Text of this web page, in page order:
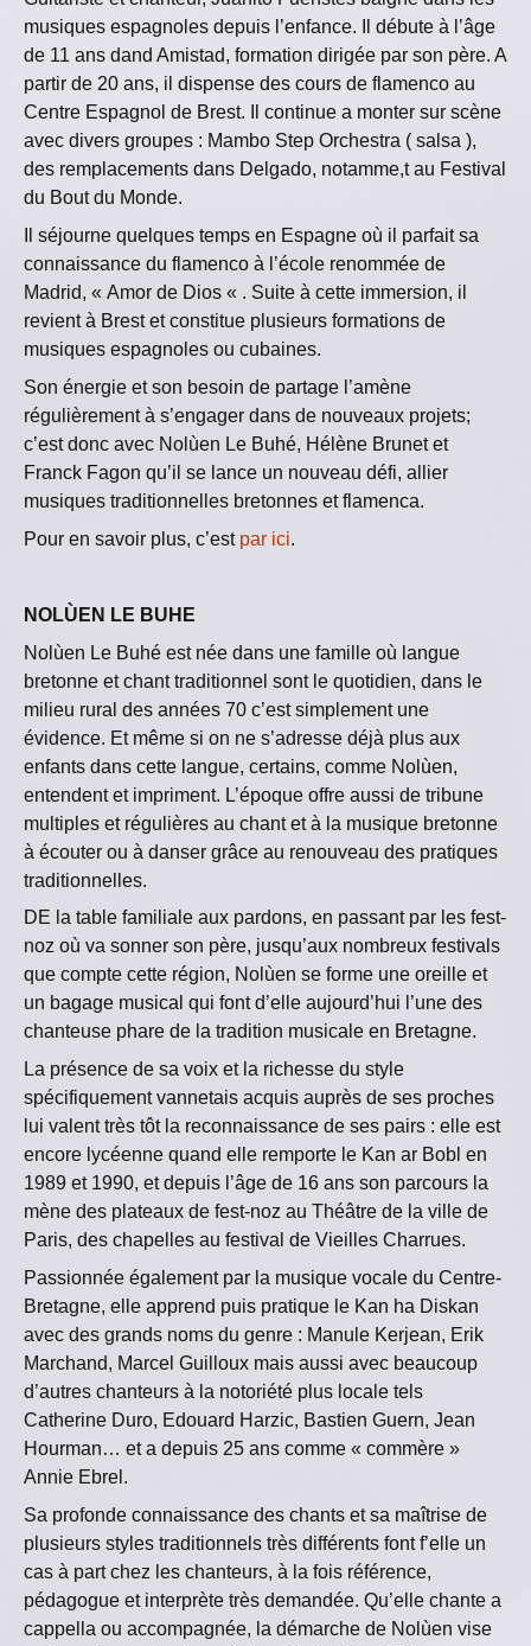
musiques espagnoles depuis l’enfance. Il débute à l’âge
de 11 ans dand Amistad, formation dirigée par son père. A
partir de 20 ans, il dispense des cours de flamenco au
Centre Espagnol de Brest. Il continue a monter sur scène
avec divers groupes : Mambo Step Orchestra ( salsa ),
des remplacements dans Delgado, notamme,t au Festival
du Bout du Monde.
Il séjourne quelques temps en Espagne où il parfait sa
connaissance du flamenco à l’école renommée de
Madrid, « Amor de Dios « . Suite à cette immersion, il
revient à Brest et constitue plusieurs formations de
musiques espagnoles ou cubaines.
Son énergie et son besoin de partage l’amène
régulièrement à s’engager dans de nouveaux projets;
c’est donc avec Nolùen Le Buhé, Hélène Brunet et
Franck Fagon qu’il se lance un nouveau défi, allier
musiques traditionnelles bretonnes et flamenca.
Pour en savoir plus, c’est par ici.
NOLÙEN LE BUHE
Nolùen Le Buhé est née dans une famille où langue
bretonne et chant traditionnel sont le quotidien, dans le
milieu rural des années 70 c’est simplement une
évidence. Et même si on ne s’adresse déjà plus aux
enfants dans cette langue, certains, comme Nolùen,
entendent et impriment. L’époque offre aussi de tribune
multiples et régulières au chant et à la musique bretonne
à écouter ou à danser grâce au renouveau des pratiques
traditionnelles.
DE la table familiale aux pardons, en passant par les fest-
noz où va sonner son père, jusqu’aux nombreux festivals
que compte cette région, Nolùen se forme une oreille et
un bagage musical qui font d’elle aujourd’hui l’une des
chanteuse phare de la tradition musicale en Bretagne.
La présence de sa voix et la richesse du style
spécifiquement vannetais acquis auprès de ses proches
lui valent très tôt la reconnaissance de ses pairs : elle est
encore lycéenne quand elle remporte le Kan ar Bobl en
1989 et 1990, et depuis l’âge de 16 ans son parcours la
mène des plateaux de fest-noz au Théâtre de la ville de
Paris, des chapelles au festival de Vieilles Charrues.
Passionnée également par la musique vocale du Centre-
Bretagne, elle apprend puis pratique le Kan ha Diskan
avec des grands noms du genre : Manule Kerjean, Erik
Marchand, Marcel Guilloux mais aussi avec beaucoup
d’autres chanteurs à la notoriété plus locale tels
Catherine Duro, Edouard Harzic, Bastien Guern, Jean
Hourman… et a depuis 25 ans comme « commère »
Annie Ebrel.
Sa profonde connaissance des chants et sa maîtrise de
plusieurs styles traditionnels très différents font f’elle un
cas à part chez les chanteurs, à la fois référence,
pédagogue et interprète très demandée. Qu’elle chante a
cappella ou accompagnée, la démarche de Nolùen vise